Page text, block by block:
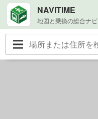
NAVITIME
地図と乗換の総合ナビ